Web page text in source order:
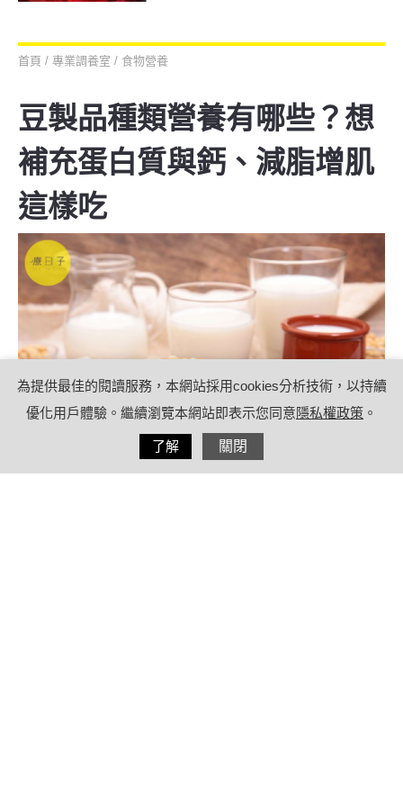
首頁 / 專業調養室 / 食物營養
豆製品種類營養有哪些？想
補充蛋白質與鈣、減脂增肌
這樣吃
為提供最佳的閱讀服務，本網站採用cookies分析技術，以持續
優化用戶體驗。繼續瀏覽本網站即表示您同意隱私權政策 。
了解 關閉